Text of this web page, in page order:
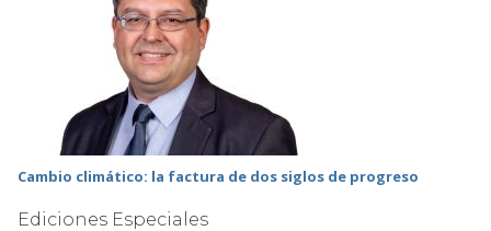
Cambio climático: la factura de dos siglos de progreso
Ediciones Especiales